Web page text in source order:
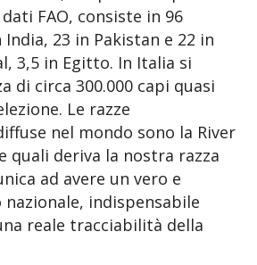
FAO, consiste in 96
23 in Pakistan e 22 in
3,5 in Egitto. In Italia si
di circa 300.000 capi quasi
Le razze
nel mondo sono la River
quali deriva la nostra razza
ad avere un vero e
indispensabile
reale tracciabilità della